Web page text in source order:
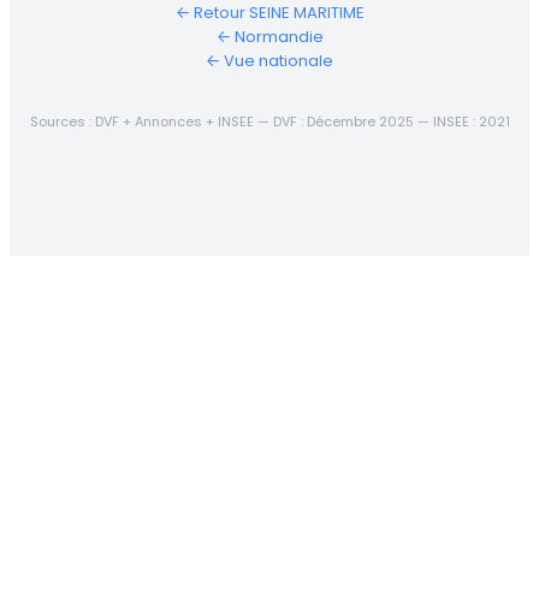
← Retour SEINE MARITIME
← Normandie
← Vue nationale
Sources : DVF + Annonces + INSEE — DVF : Décembre 2025 — INSEE : 2021